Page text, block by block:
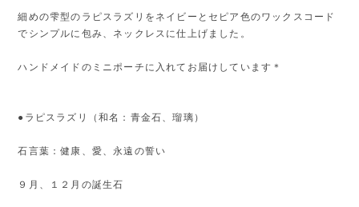
細めの雫型のラピスラズリをネイビーとセピア色のワックスコード
でシンプルに包み、ネックレスに仕上げました。
ハンドメイドのミニポーチに入れてお届けしています＊
●ラピスラズリ（和名：青金石、瑠璃）
石言葉：健康、愛、永遠の誓い
９月、１２月の誕生石